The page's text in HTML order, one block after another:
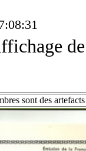
sont des